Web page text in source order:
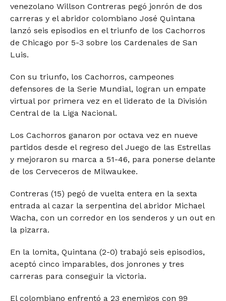
venezolano Willson Contreras pegó jonrón de dos
carreras y el abridor colombiano José Quintana
lanzó seis episodios en el triunfo de los Cachorros
de Chicago por 5-3 sobre los Cardenales de San
Luis.
Con su triunfo, los Cachorros, campeones
defensores de la Serie Mundial, logran un empate
virtual por primera vez en el liderato de la División
Central de la Liga Nacional.
Los Cachorros ganaron por octava vez en nueve
partidos desde el regreso del Juego de las Estrellas
y mejoraron su marca a 51-46, para ponerse delante
de los Cerveceros de Milwaukee.
Contreras (15) pegó de vuelta entera en la sexta
entrada al cazar la serpentina del abridor Michael
Wacha, con un corredor en los senderos y un out en
la pizarra.
En la lomita, Quintana (2-0) trabajó seis episodios,
aceptó cinco imparables, dos jonrones y tres
carreras para conseguir la victoria.
El colombiano enfrentó a 23 enemigos con 99